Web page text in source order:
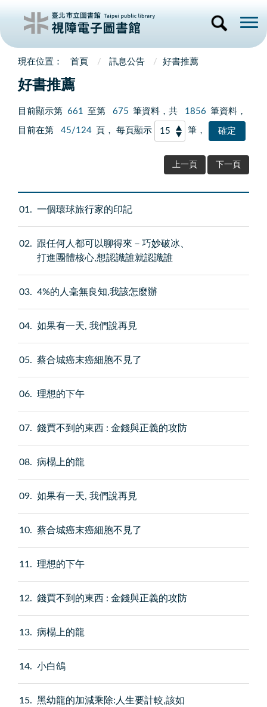
首頁 訊息公告 好書推薦
好書推薦
目前顯示第 661 至第 675 筆資料，共 1856 筆資料，
目前在第 45/124 頁， 每頁顯示 筆，
上一頁 下一頁
01 一個環球旅行家的印記
02
跟任何人都可以聊得來－巧妙破冰、
打進團體核心,想認識誰就認識誰
03 4%的人毫無良知,我該怎麼辦
04 如果有一天, 我們說再見
05 蔡合城癌末癌細胞不見了
06 理想的下午
07 錢買不到的東西 : 金錢與正義的攻防
08 病榻上的龍
09 如果有一天, 我們說再見
10 蔡合城癌末癌細胞不見了
11 理想的下午
12 錢買不到的東西 : 金錢與正義的攻防
13 病榻上的龍
14 小白鴿
15
黑幼龍的加減乘除:人生要計較,該如